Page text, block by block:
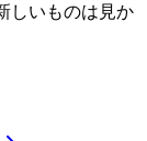
しいものは見か